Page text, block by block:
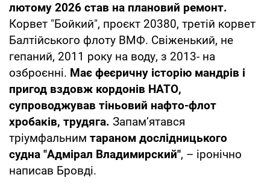
лютому 2026 став на плановий ремонт.
Корвет "Бойкий", проєкт 20380, третій корвет
Балтійського флоту ВМФ. Свіженький, не
гепаний, 2011 року на воду, з 2013- на
озброєнні. Має феєричну історію мандрів і
пригод вздовж кордонів НАТО,
супроводжував тіньовий нафто-флот
хробаків, трудяга. Запамʼятався
тріумфальним тараном дослідницького
судна "Адмірал Владимирский", – іронічно
написав Бровді.